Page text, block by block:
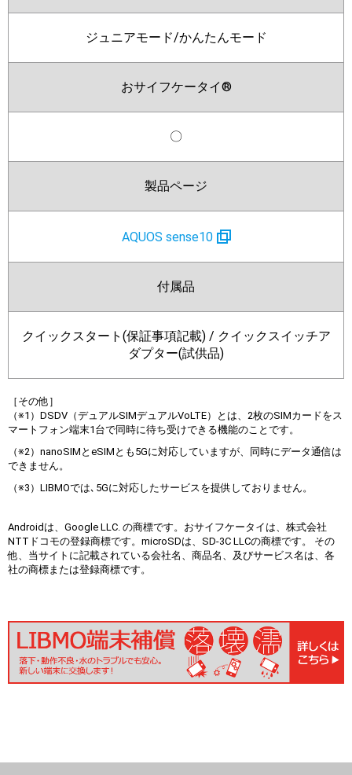
ジュニアモード/かんたんモード
おサイフケータイ®
〇
製品ページ
AQUOS sense10
付属品
クイックスタート(保証事項記載) / クイックスイッチア
ダプター(試供品)
［その他］
（※1）DSDV（デュアルSIMデュアルVoLTE）とは、2枚のSIMカードをス
マートフォン端末1台で同時に待ち受けできる機能のことです。
（※2）nanoSIMとeSIMとも5Gに対応していますが、同時にデータ通信は
できません。
（※3）LIBMOでは､5Gに対応したサービスを提供しておりません。
Androidは、Google LLC. の商標です。おサイフケータイは、株式会社
NTTドコモの登録商標です。microSDは、SD-3C LLCの商標です。 その
他、当サイトに記載されている会社名、商品名、及びサービス名は、各
社の商標または登録商標です。